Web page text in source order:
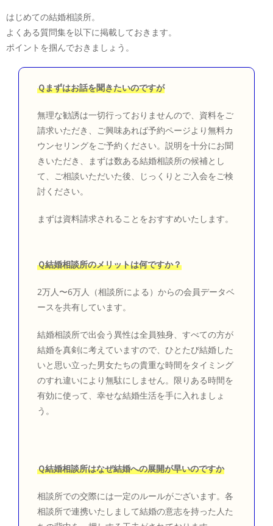
はじめての結婚相談所。
よくある質問集を以下に掲載しておきます。
ポイントを掴んでおきましょう。
Ｑまずはお話を聞きたいのですが
無理な勧誘は一切行っておりませんので、資料をご
請求いただき、ご興味あれば予約ページより無料カ
ウンセリングをご予約ください。説明を十分にお聞
きいただき、まずは数ある結婚相談所の候補とし
て、ご相談いただいた後、じっくりとご入会をご検
討ください。
まずは資料請求されることをおすすめいたします。
Ｑ結婚相談所のメリットは何ですか？
2万人〜6万人（相談所による）からの会員データベ
ースを共有しています。
結婚相談所で出会う異性は全員独身、すべての方が
結婚を真剣に考えていますので、ひとたび結婚した
いと思い立った男女たちの貴重な時間をタイミング
のすれ違いにより無駄にしません。限りある時間を
有効に使って、幸せな結婚生活を手に入れましょ
う。
Ｑ結婚相談所はなぜ結婚への展開が早いのですか
相談所での交際には一定のルールがございます。各
相談所で連携いたしまして結婚の意志を持った人た